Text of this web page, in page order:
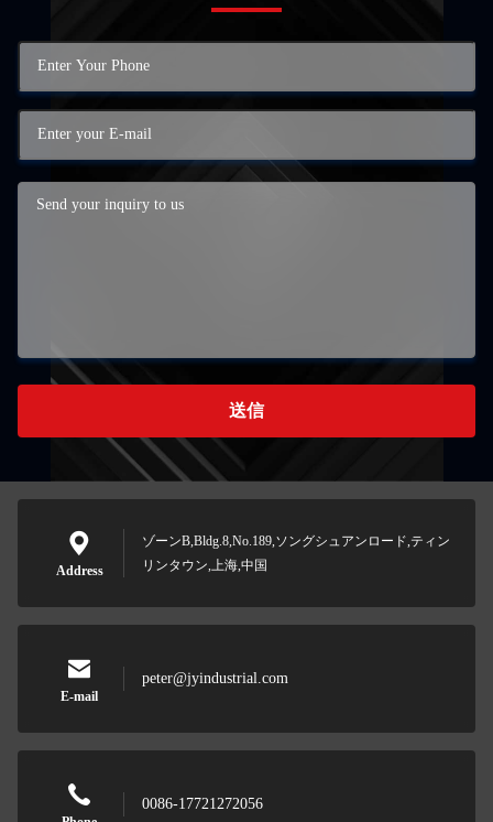
送信
Address
ゾーンB,Bldg.8,No.189,ソングシュアンロード,ティン
リンタウン,上海,中国
E-mail
peter@jyindustrial.com
0086-17721272056